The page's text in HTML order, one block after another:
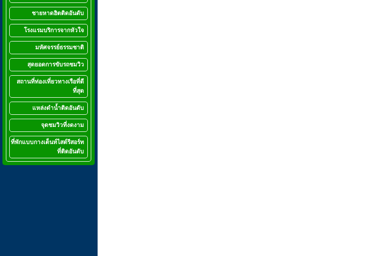
ชายหาดฮิตติดอันดับ
โรงแรมบริการจากหัวใจ
มหัศจรรย์ธรรมชาติ
สุดยอดการขับรถชมวิว
สถานที่ท่องเที่ยวทางเรือที่ดี
ที่สุด
แหล่งดำน้ำติดอันดับ
จุดชมวิวที่งดงาม
ที่พักแบบกางเต็นท์ไสต์รีสอร์ท
ที่ติดอันดับ